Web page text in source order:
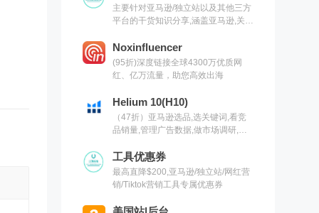
主要针对亚马逊/独立站以及其他三方
平台的干货知识分享,涵盖亚马逊,关键
具以及出海干货集锦,欢迎关注
Noxinfluencer
(95折)深度链接全球4300万优质网
红、亿万流量，助您高效出海
Helium 10(H10)
（47折）亚马逊选品,选关键词,看竞
品销量,管理广告数据,做市场调研,有
工具优惠券
最高直降$200,亚马逊/独立站/网红营
销/Tiktok营销工具专属优惠券